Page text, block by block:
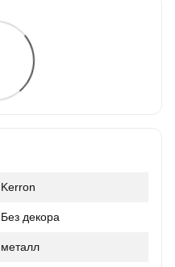
Kerron
Без декора
металл